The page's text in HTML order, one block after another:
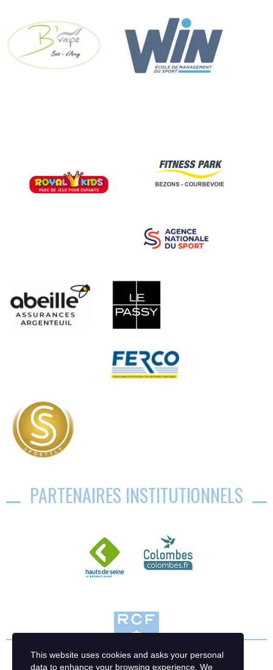
PARTENAIRES INSTITUTIONNELS
This website uses cookies and asks your personal
data to enhance your browsing experience. We